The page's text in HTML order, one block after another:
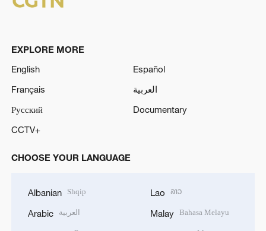
EXPLORE MORE
English
Español
Français
العربية
Русский
Documentary
CCTV+
CHOOSE YOUR LANGUAGE
Albanian Shqip
Arabic العربية
Lao ລາວ
Malay Bahasa Melayu